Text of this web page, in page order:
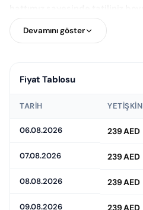
olduğumuzu unutmayın.
Devamını göster
Fiyat Tablosu
TARIH YETIŞKIN
06.08.2026 239 AED
07.08.2026 239 AED
08.08.2026 239 AED
09.08.2026 239 AED